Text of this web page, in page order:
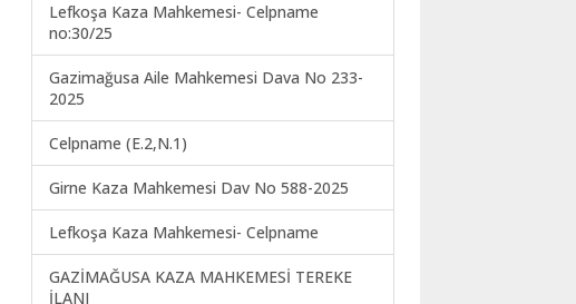
Lefkoşa Kaza Mahkemesi- Celpname
no:30/25
Gazimağusa Aile Mahkemesi Dava No 233-
2025
Celpname (E.2,N.1)
Girne Kaza Mahkemesi Dav No 588-2025
Lefkoşa Kaza Mahkemesi- Celpname
GAZİMAĞUSA KAZA MAHKEMESİ TEREKE
İLANI